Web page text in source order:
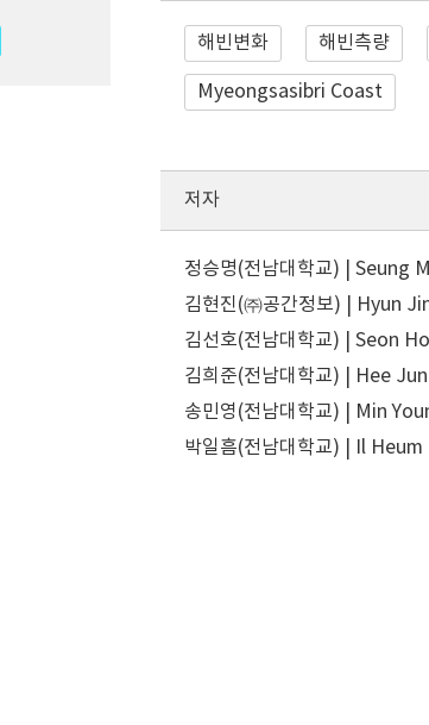
해빈변화 해빈측량
Myeongsasibri Coast
저자
정승명(전남대학교) |
김현진(㈜공간정보) | Hyun
김선호(전남대학교) | Seon
김희준(전남대학교) | Hee
송민영(전남대학교) | Min
박일흠(전남대학교) | Il